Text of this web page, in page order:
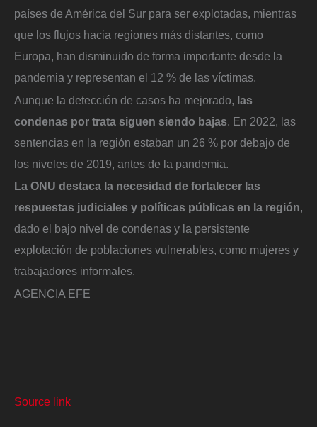
países de América del Sur para ser explotadas, mientras
que los flujos hacia regiones más distantes, como
Europa, han disminuido de forma importante desde la
pandemia y representan el 12 % de las víctimas.
Aunque la detección de casos ha mejorado, las
condenas por trata siguen siendo bajas. En 2022, las
sentencias en la región estaban un 26 % por debajo de
los niveles de 2019, antes de la pandemia.
La ONU destaca la necesidad de fortalecer las
respuestas judiciales y políticas públicas en la región,
dado el bajo nivel de condenas y la persistente
explotación de poblaciones vulnerables, como mujeres y
trabajadores informales.
AGENCIA EFE
Source link